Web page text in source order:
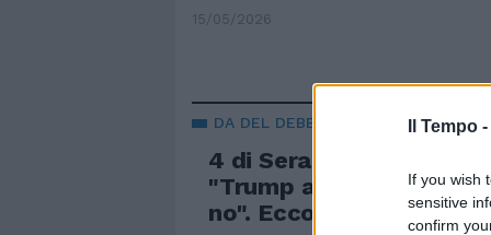
Il Tempo -
If you wish
sensitive
confirm
15/05/2026
DA DEL DEBBIO
4 di Sera, l'affondo di
"Trump accolto con gli
no". Ecco perché